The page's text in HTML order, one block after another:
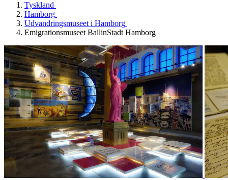
Tyskland
Hamborg
Udvandringsmuseet i Hamborg
Emigrationsmuseet BallinStadt Hamborg